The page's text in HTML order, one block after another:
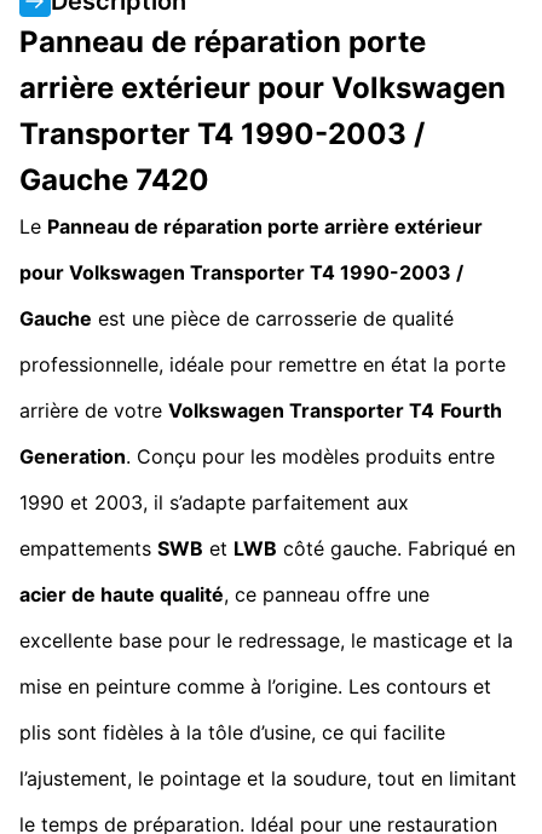
Panneau de réparation porte
arrière extérieur pour Volkswagen
Transporter T4 1990-2003 /
Gauche 7420
Le Panneau de réparation porte arrière extérieur
pour Volkswagen Transporter T4 1990-2003 /
Gauche est une pièce de carrosserie de qualité
professionnelle, idéale pour remettre en état la porte
arrière de votre Volkswagen Transporter T4 Fourth
Generation. Conçu pour les modèles produits entre
1990 et 2003, il s’adapte parfaitement aux
empattements SWB et LWB côté gauche. Fabriqué en
acier de haute qualité, ce panneau offre une
excellente base pour le redressage, le masticage et la
mise en peinture comme à l’origine. Les contours et
plis sont fidèles à la tôle d’usine, ce qui facilite
l’ajustement, le pointage et la soudure, tout en limitant
le temps de préparation. Idéal pour une restauration